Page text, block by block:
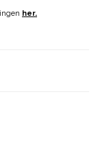
her.